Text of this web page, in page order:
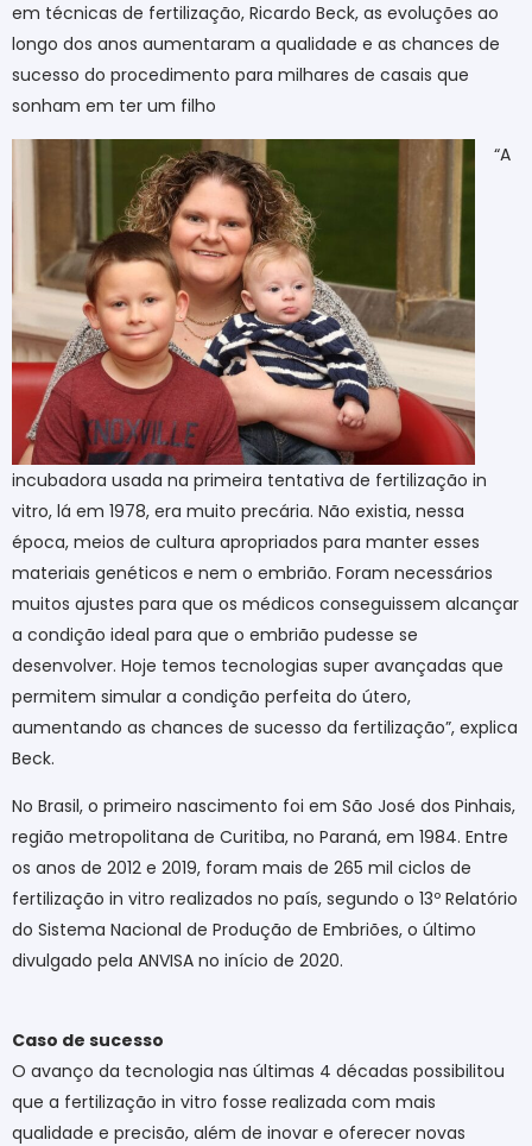
em técnicas de fertilização, Ricardo Beck, as evoluções ao
longo dos anos aumentaram a qualidade e as chances de
sucesso do procedimento para milhares de casais que
sonham em ter um filho
“A
incubadora usada na primeira tentativa de fertilização in
vitro, lá em 1978, era muito precária. Não existia, nessa
época, meios de cultura apropriados para manter esses
materiais genéticos e nem o embrião. Foram necessários
muitos ajustes para que os médicos conseguissem alcançar
a condição ideal para que o embrião pudesse se
desenvolver. Hoje temos tecnologias super avançadas que
permitem simular a condição perfeita do útero,
aumentando as chances de sucesso da fertilização”, explica
Beck.
No Brasil, o primeiro nascimento foi em São José dos Pinhais,
região metropolitana de Curitiba, no Paraná, em 1984. Entre
os anos de 2012 e 2019, foram mais de 265 mil ciclos de
fertilização in vitro realizados no país, segundo o 13º Relatório
do Sistema Nacional de Produção de Embriões, o último
divulgado pela ANVISA no início de 2020.
Caso de sucesso
O avanço da tecnologia nas últimas 4 décadas possibilitou
que a fertilização in vitro fosse realizada com mais
qualidade e precisão, além de inovar e oferecer novas